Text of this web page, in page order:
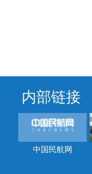
内部链接
中国民航网